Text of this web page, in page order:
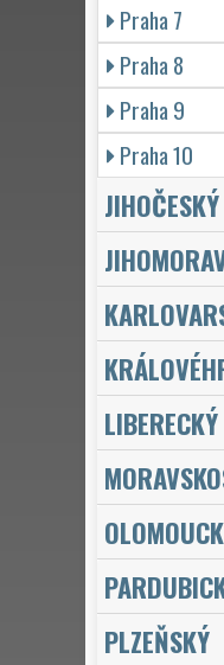
Praha 7
Praha 8
Praha 9
Praha 10
JIHOČESKÝ
LIBERECKÝ
PLZEŇSKÝ